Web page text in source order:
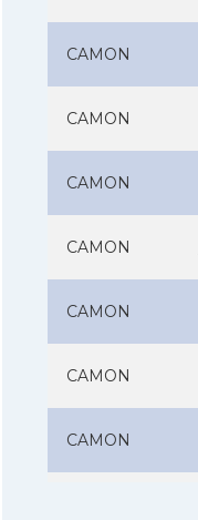
CAMON
CAMON
CAMON
CAMON
CAMON
CAMON
CAMON